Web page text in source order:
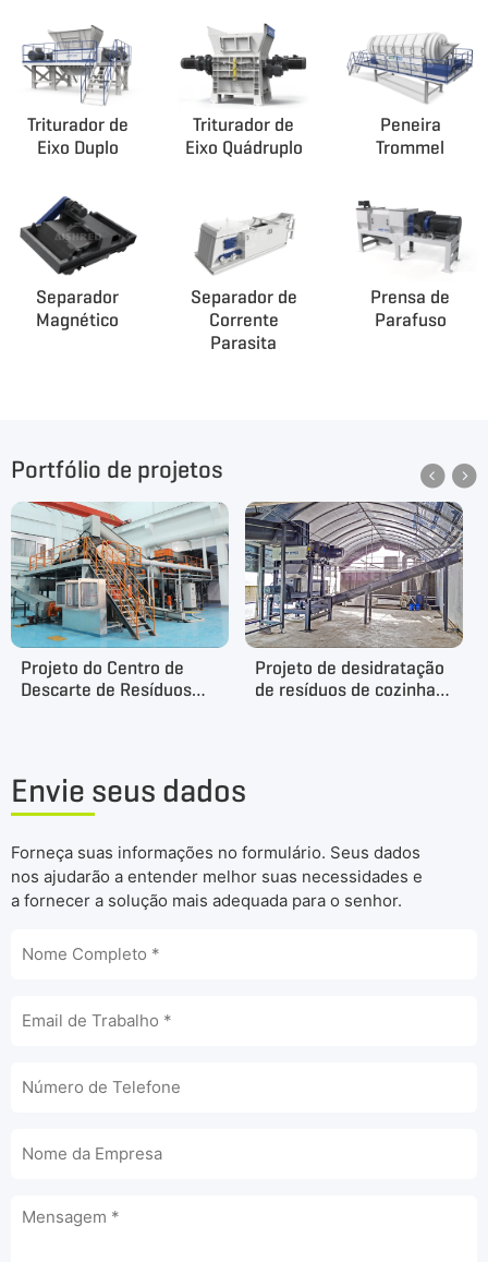
Triturador de
Eixo Duplo
Triturador de
Eixo Quádruplo
Peneira
Trommel
Separador
Magnético
Separador de
Corrente
Parasita
Prensa de
Parafuso
Portfólio de projetos
Projeto do Centro de
Descarte de Resíduos
Projeto de desidratação
de resíduos de cozinha
 
Envie seus dados
Forneça suas informações no formulário. Seus dados
nos ajudarão a entender melhor suas necessidades e
a fornecer a solução mais adequada para o senhor.